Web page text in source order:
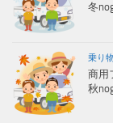
冬
乗り
商用
秋